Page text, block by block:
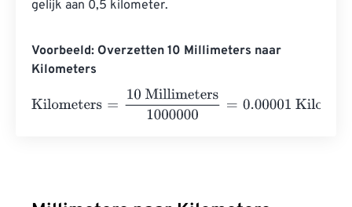
gelijk aan 0,5 kilometer.
Voorbeeld: Overzetten 10 Millimeters naar
Kilometers
Kilometers
10 Millimeters1000000 0.00001